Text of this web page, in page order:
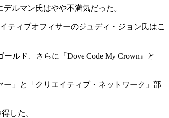
ルマン氏はやや不満気だった。
ティブオフィサーのジュディ・ジョン氏はこ
ルド、さらに『Dove Code My Crown』と
」と「クリエイティブ・ネットワーク」部
した。